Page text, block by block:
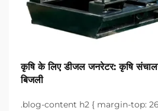
कृषि के लिए डीजल जनरेटर: कृषि
बिजली
.blog-content h2 { margin-top: